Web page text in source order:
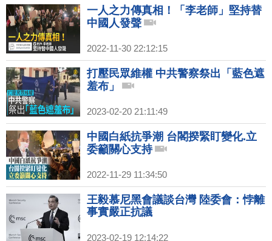
一人之力傳真相！「李老師」堅持替
中國人發聲
2022-11-30 22:12:15
打壓民眾維權 中共警察祭出「藍色遮
羞布」
2023-02-20 21:11:49
中國白紙抗爭潮 台閣揆緊盯變化.立
委籲關心支持
2022-11-29 11:34:50
王毅慕尼黑會議談台灣 陸委會：悖離
事實嚴正抗議
2023-02-19 12:14:22